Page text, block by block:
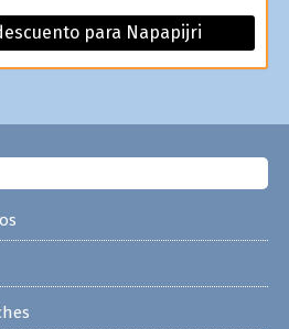
para Napapijri